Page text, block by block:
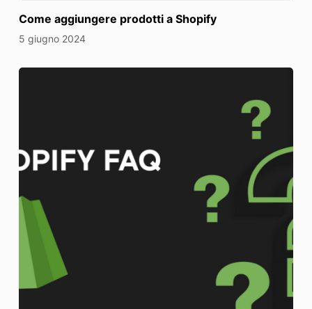
Come aggiungere prodotti a Shopify
5 giugno 2024